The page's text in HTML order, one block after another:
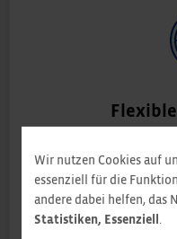
verschieben.
unsere Mitarbeiter
Wir nutzen Cookies auf
essenziell für die
andere dabei helfen, das
Statistiken, Essenziell .